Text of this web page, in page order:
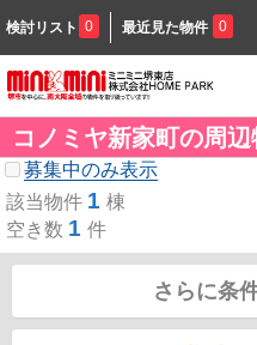
検討リスト 0 最近見た物件 0
コノミヤ新家町の周
募集中のみ表示
該当物件 1 棟
空き数 1 件
さらに条